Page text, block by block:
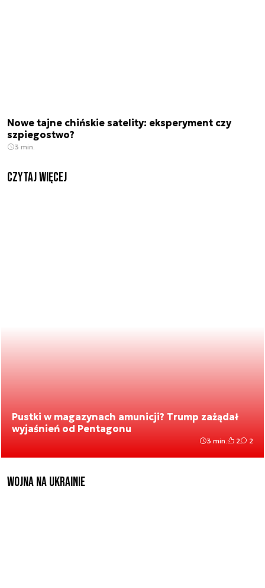
Nowe tajne chińskie satelity: eksperyment czy
szpiegostwo?
3 min.
czytaj więcej
Pustki w magazynach amunicji? Trump zażądał
wyjaśnień od Pentagonu
3 min. 2 2
Wojna na Ukrainie